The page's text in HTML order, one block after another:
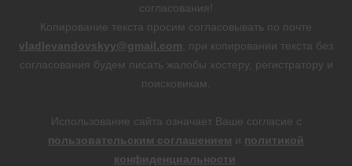
согласования!
Копирование текста просим согласовывать по почте
vladlevandovskyy@gmail.com , при копировании текста без
согласования будем писать жалобы хостеру, регистратору и
поисковикам.
Использование сайта означает Ваше согласие с
пользовательским соглашением и политикой
конфиденциальности